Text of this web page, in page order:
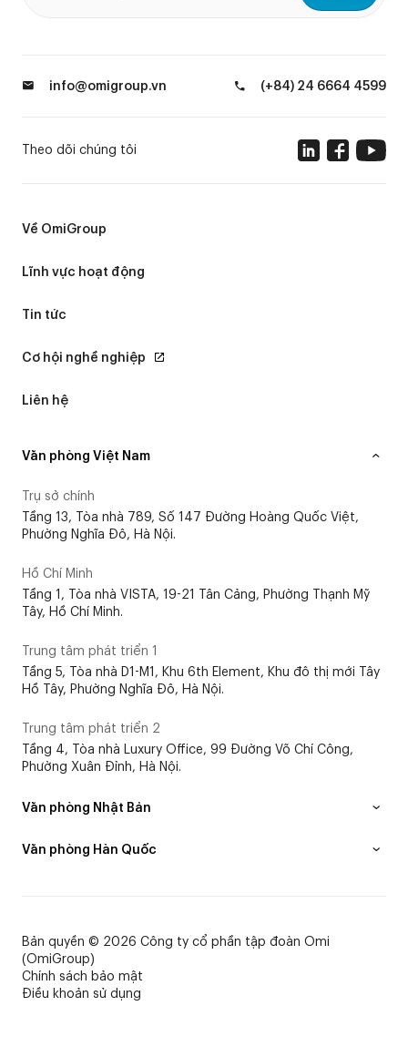
info@omigroup.vn (+84) 24 6664 4599
Theo dõi chúng tôi
Về OmiGroup
Lĩnh vực hoạt động
Tin tức
Cơ hội nghề nghiệp
Liên hệ
Văn phòng Việt Nam
Trụ sở chính
Tầng 13, Tòa nhà 789, Số 147 Đường Hoàng Quốc Việt,
Phường Nghĩa Đô, Hà Nội.
Hồ Chí Minh
Tầng 1, Tòa nhà VISTA, 19-21 Tân Cảng, Phường Thạnh Mỹ
Tây, Hồ Chí Minh.
Trung tâm phát triển 1
Tầng 5, Tòa nhà D1-M1, Khu 6th Element, Khu đô thị mới Tây
Hồ Tây, Phường Nghĩa Đô, Hà Nội.
Trung tâm phát triển 2
Tầng 4, Tòa nhà Luxury Office, 99 Đường Võ Chí Công,
Phường Xuân Đỉnh, Hà Nội.
Văn phòng Nhật Bản
Văn phòng Hàn Quốc
Bản quyền © 2026 Công ty cổ phần tập đoàn Omi
(OmiGroup)
Chính sách bảo mật
Điều khoản sử dụng